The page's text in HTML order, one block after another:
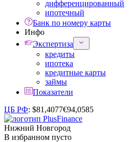
дифференцированный
ипотечный
Банк по номеру карты
Инфо
Экспертиза
кредиты
ипотека
кредитные карты
займы
Показатели
ЦБ РФ: $81,4077€94,0585
Нижний Новгород
В избранном пусто